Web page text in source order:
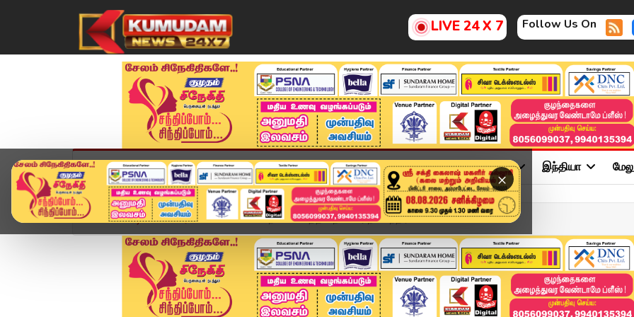
LIVE 24 X 7 Follow Us On
×
முகப்பு விளையாட்டு அண்மை தமிழ்நாடு சினிமா அரசியல் விளையாட்டு இந்தியா
Home வீடியோ ஸ்டோரி AMSTRONG நினைவிடத்தில் நயினார் நாகேந்திரன் !!! ...